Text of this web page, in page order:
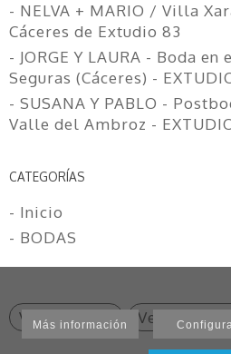
- NELVA + MARIO / Villa
Cáceres de Extudio 83
- JORGE Y LAURA - Boda
Seguras (Cáceres) -
- SUSANA Y PABLO -
Valle del Ambroz -
CATEGORÍAS
- Inicio
- BODAS
Ver anterior Ver siguiente
Más información